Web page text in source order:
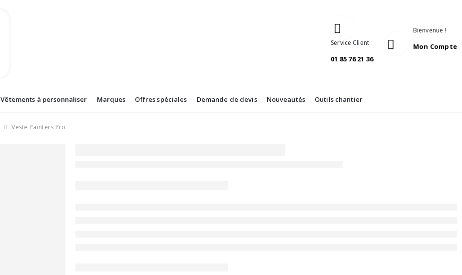
Service Client
01 85 76 21 36
Bienvenue !
Mon Compte
Vêtements à personnaliser Marques Offres spéciales Demande de devis Nouveautés Outils chantier
Veste Painters Pro